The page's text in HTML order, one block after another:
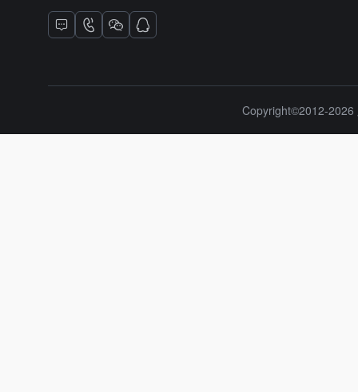
Copyright©2012-2026